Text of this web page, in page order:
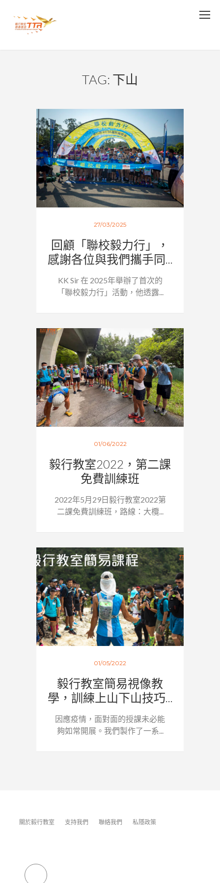
TAG: 下山
27/03/2025
回顧「聯校毅力行」，
感謝各位與我們攜手同...
KK Sir 在 2025年舉辦了首次的
「聯校毅力行」活動，他透露...
01/06/2022
毅行教室2022，第二課
免費訓練班
2022年5月29日毅行教室2022第
二課免費訓練班，路線：大欖...
01/05/2022
毅行教室簡易視像教
學，訓練上山下山技巧...
因應疫情，面對面的授課未必能
夠如常開展。我們製作了一系...
關於毅行教室 支持我們 聯絡我們 私隱政策